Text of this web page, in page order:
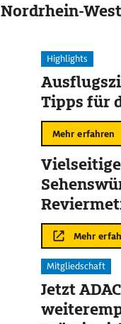
Highlights
Tipps für
Mehr erfahren
Mehr
Mitgliedschaft
Jetzt